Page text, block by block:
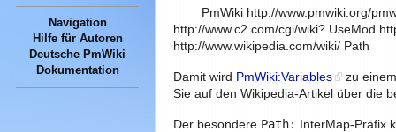
Navigation
Hilfe für Autoren
Deutsche PmWiki
Dokumentation
PmWiki http://www.pmwiki.org/
http://www.c2.com/cgi/wiki? UseMod
http://www.wikipedia.com/wiki/ Path
Damit wird PmWiki:Variables
zu
Sie auf den Wikipedia-Artikel über die
Der besondere Path: InterMap-Präfix